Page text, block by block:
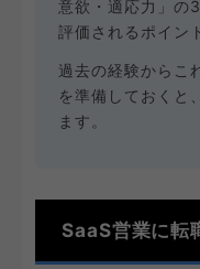
意欲・適応力」の
評価されるポイン
過去の経験からこ
を準備しておくと
ます。
SaaS営業に転